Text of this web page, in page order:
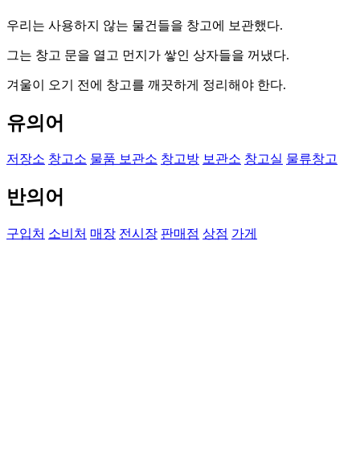
우리는 사용하지 않는 물건들을 창고에 보관했다.
그는 창고 문을 열고 먼지가 쌓인 상자들을 꺼냈다.
겨울이 오기 전에 창고를 깨끗하게 정리해야 한다.
유의어
저장소 창고소 물품 보관소 창고방 보관소 창고실 물류창고
반의어
구입처 소비처 매장 전시장 판매점 상점 가게